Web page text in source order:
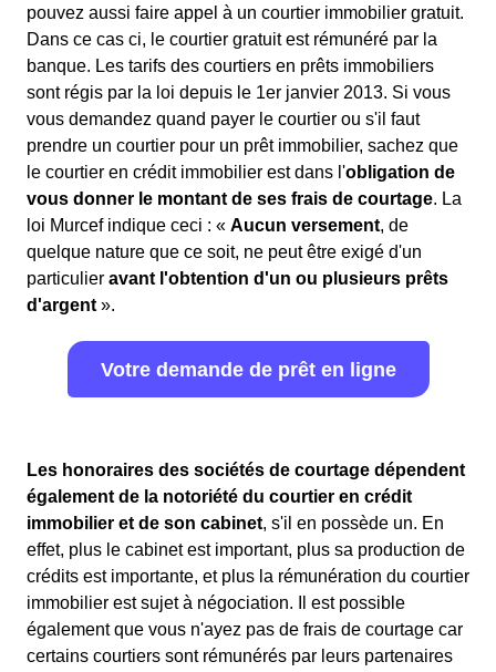
pouvez aussi faire appel à un courtier immobilier gratuit.
Dans ce cas ci, le courtier gratuit est rémunéré par la
banque. Les tarifs des courtiers en prêts immobiliers
sont régis par la loi depuis le 1er janvier 2013. Si vous
vous demandez quand payer le courtier ou s'il faut
prendre un courtier pour un prêt immobilier, sachez que
le courtier en crédit immobilier est dans l'obligation de
vous donner le montant de ses frais de courtage. La
loi Murcef indique ceci : « Aucun versement, de
quelque nature que ce soit, ne peut être exigé d'un
particulier avant l'obtention d'un ou plusieurs prêts
d'argent ».
Votre demande de prêt en ligne
Les honoraires des sociétés de courtage dépendent
également de la notoriété du courtier en crédit
immobilier et de son cabinet, s'il en possède un. En
effet, plus le cabinet est important, plus sa production de
crédits est importante, et plus la rémunération du courtier
immobilier est sujet à négociation. Il est possible
également que vous n'ayez pas de frais de courtage car
certains courtiers sont rémunérés par leurs partenaires